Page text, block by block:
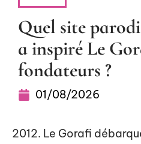
Quel site
a inspiré Le
fondateurs ?
01/08/2026
2012. Le Gorafi